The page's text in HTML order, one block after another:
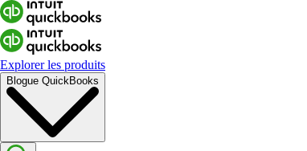
Explorer les produits
Blogue QuickBooks